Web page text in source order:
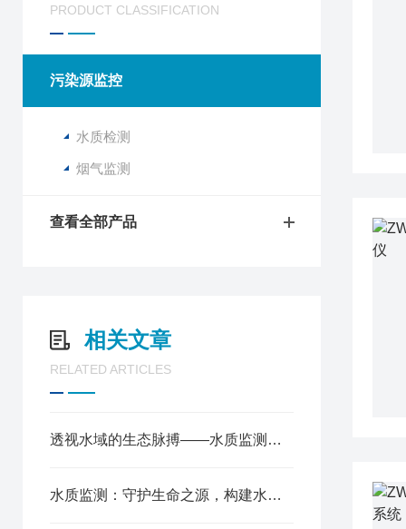
PRODUCT CLASSIFICATION
污染源监控
水质检测
烟气监测
查看全部产品
相关文章
RELATED ARTICLES
透视水域的生态脉搏——水质监测原理与环境保护应用
水质监测：守护生命之源，构建水环境全要素智慧感知网络